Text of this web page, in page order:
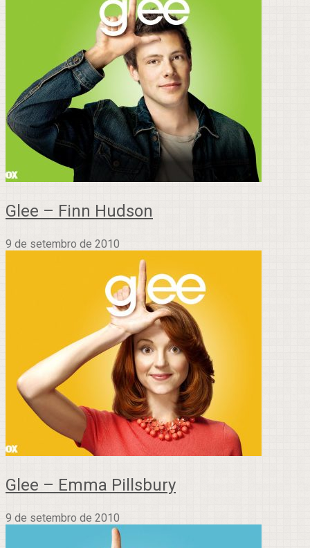
Glee – Finn Hudson
9 de setembro de 2010
Glee – Emma Pillsbury
9 de setembro de 2010